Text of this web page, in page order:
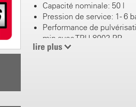
Capacité nominale: 50 l
Pression de service: 1 - 6
Performance de
min avec TPU 8002 PP
Bloc batterie: 18 V CAS
fonction de la pression et
Durée de charge avec
lire plus